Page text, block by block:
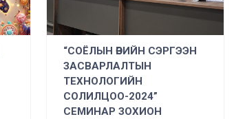
“СОЁЛЫН ӨВИЙН СЭРГЭЭН
ЗАСВАРЛАЛТЫН
ТЕХНОЛОГИЙН
СОЛИЛЦОО-2024”
СЕМИНАР ЗОХИОН